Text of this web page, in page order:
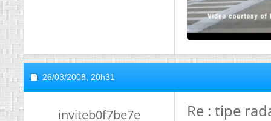
26/03/2008, 20h31
inviteb0f7be7e Re : tipe